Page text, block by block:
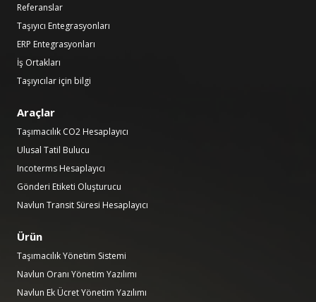
Referanslar
Taşıyıcı Entegrasyonları
ERP Entegrasyonları
İş Ortakları
Taşıyıcılar için bilgi
Araçlar
Taşımacılık CO2 Hesaplayıcı
Ulusal Tatil Bulucu
Incoterms Hesaplayıcı
Gönderi Etiketi Oluşturucu
Navlun Transit Süresi Hesaplayıcı
Ürün
Taşımacılık Yönetim Sistemi
Navlun Oranı Yönetim Yazılımı
Navlun Ek Ücret Yönetim Yazılımı